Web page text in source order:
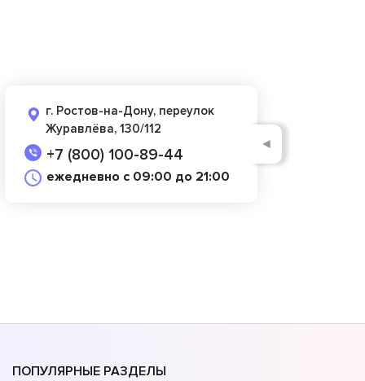
г. Ростов-на-Дону, переулок
Журавлёва, 130/112
+7 (800) 100-89-44
ежедневно с 09:00 до 21:00
◄
ПОПУЛЯРНЫЕ РАЗДЕЛЫ